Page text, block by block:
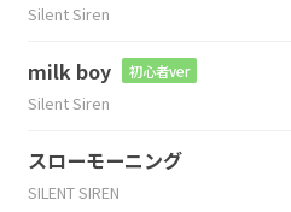
Silent Siren
milk boy 初心者ver
Silent Siren
スローモーニング
SILENT SIREN